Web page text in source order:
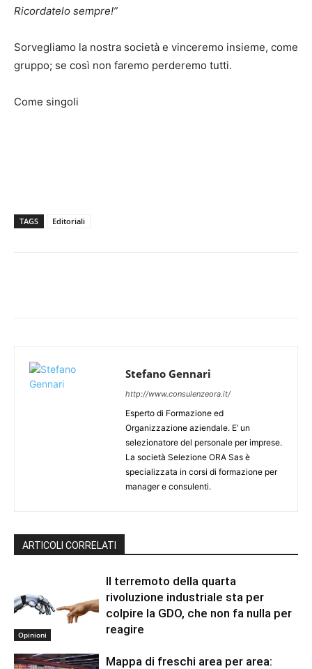
Ricordatelo sempre!”
Sorvegliamo la nostra società e vinceremo insieme, come
gruppo; se così non faremo perderemo tutti.
Come singoli
TAGS Editoriali
Stefano Gennari
http://www.consulenzeora.it/
Esperto di Formazione ed
Organizzazione aziendale. E’ un
selezionatore del personale per imprese.
La società Selezione ORA Sas è
specializzata in corsi di formazione per
manager e consulenti.
ARTICOLI CORRELATI
Opinioni
Il terremoto della quarta
rivoluzione industriale sta per
colpire la GDO, che non fa nulla per
reagire
Mappa di freschi area per area: